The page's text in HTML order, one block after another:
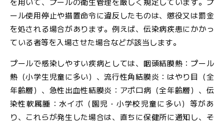
ール使用停止や措置命令に違反したものは、懲役又は罰金
を処される場合があります。例えば、伝染病疾患にかかっ
ている者等を入場させた場合などが該当します。
プールで感染しやすい疾病としては、咽頭結膜熱：プール
熱（小学生児童に多い）、流行性角結膜炎：はやり目（全
年齢層）、急性出血性結膜炎：アポロ病（全年齢層）、伝
染性軟属腫：水イボ（園児・小学校児童に多い）等があ
り、これらが発生した場合は、直ちに保健所に通知し、そ